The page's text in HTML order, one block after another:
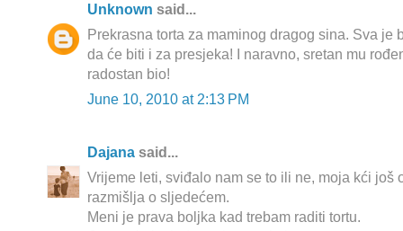
Unknown said...
Prekrasna torta za maminog dragog sina. Sva je
da će biti i za presjeka! I naravno, sretan mu
radostan bio!
June 10, 2010 at 2:13 PM
Dajana said...
Vrijeme leti, sviđalo nam se to ili ne, moja kći još
razmišlja o sljedećem.
Meni je prava boljka kad trebam raditi tortu.